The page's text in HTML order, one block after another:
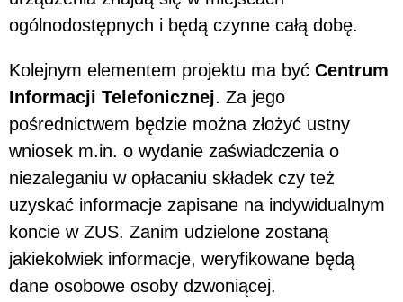
ogólnodostępnych i będą czynne całą dobę.
Kolejnym elementem projektu ma być Centrum
Informacji Telefonicznej. Za jego
pośrednictwem będzie można złożyć ustny
wniosek m.in. o wydanie zaświadczenia o
niezaleganiu w opłacaniu składek czy też
uzyskać informacje zapisane na indywidualnym
koncie w ZUS. Zanim udzielone zostaną
jakiekolwiek informacje, weryfikowane będą
dane osobowe osoby dzwoniącej.